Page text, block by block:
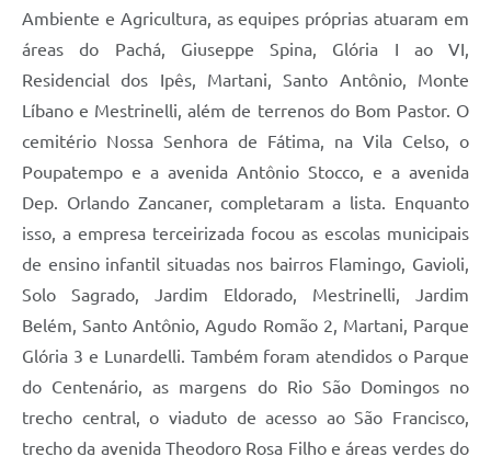
Ambiente e Agricultura, as equipes próprias atuaram em
áreas do Pachá, Giuseppe Spina, Glória I ao VI,
Residencial dos Ipês, Martani, Santo Antônio, Monte
Líbano e Mestrinelli, além de terrenos do Bom Pastor. O
cemitério Nossa Senhora de Fátima, na Vila Celso, o
Poupatempo e a avenida Antônio Stocco, e a avenida
Dep. Orlando Zancaner, completaram a lista. Enquanto
isso, a empresa terceirizada focou as escolas municipais
de ensino infantil situadas nos bairros Flamingo, Gavioli,
Solo Sagrado, Jardim Eldorado, Mestrinelli, Jardim
Belém, Santo Antônio, Agudo Romão 2, Martani, Parque
Glória 3 e Lunardelli. Também foram atendidos o Parque
do Centenário, as margens do Rio São Domingos no
trecho central, o viaduto de acesso ao São Francisco,
trecho da avenida Theodoro Rosa Filho e áreas verdes do